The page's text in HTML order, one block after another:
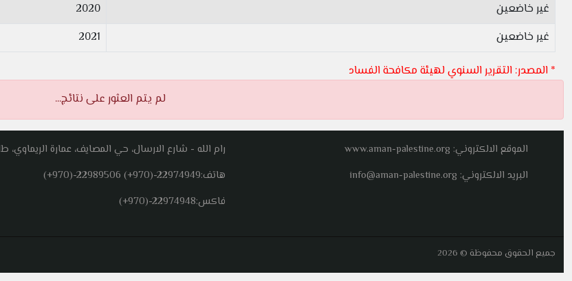
غير خاضعين
2020
غير خاضعين
2021
* المصدر: التقرير السنوي لهيئة مكافحة الفساد
لم يتم العثور على نتائج...
الموقع الالكتروني: www.aman-palestine.org
البريد الالكتروني: info@aman-palestine.org
رام الله - شارع الارسال، حي المصايف، عمارة الريماوي، ط1
هاتف:(+970)-22989506 (+970)-22974949
فاكس:(+970)-22974948
جميع الحقوق محفوظة © 2026